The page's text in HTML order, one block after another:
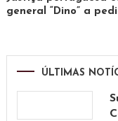
general “Dino” a
ÚLTIMAS